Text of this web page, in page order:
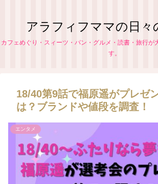
アラフィフママの日々
カフェめぐり・スィーツ・パン・グルメ・読書・旅行が
す。
18/40第9話で福原遥がプレゼ
は？ブランドや値段を調査！
エンタメ